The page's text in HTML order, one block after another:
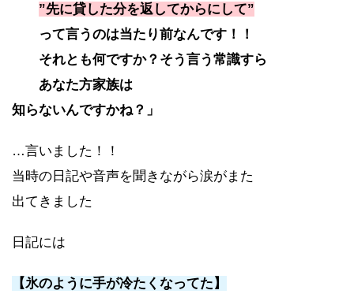
”先に貸した分を返してからにして”
って言うのは当たり前なんです！！
それとも何ですか？そう言う常識すら
あなた方家族は
知らないんですかね？」
…言いました！！
当時の日記や音声を聞きながら涙がまた
出てきました
日記には
【氷のように手が冷たくなってた】